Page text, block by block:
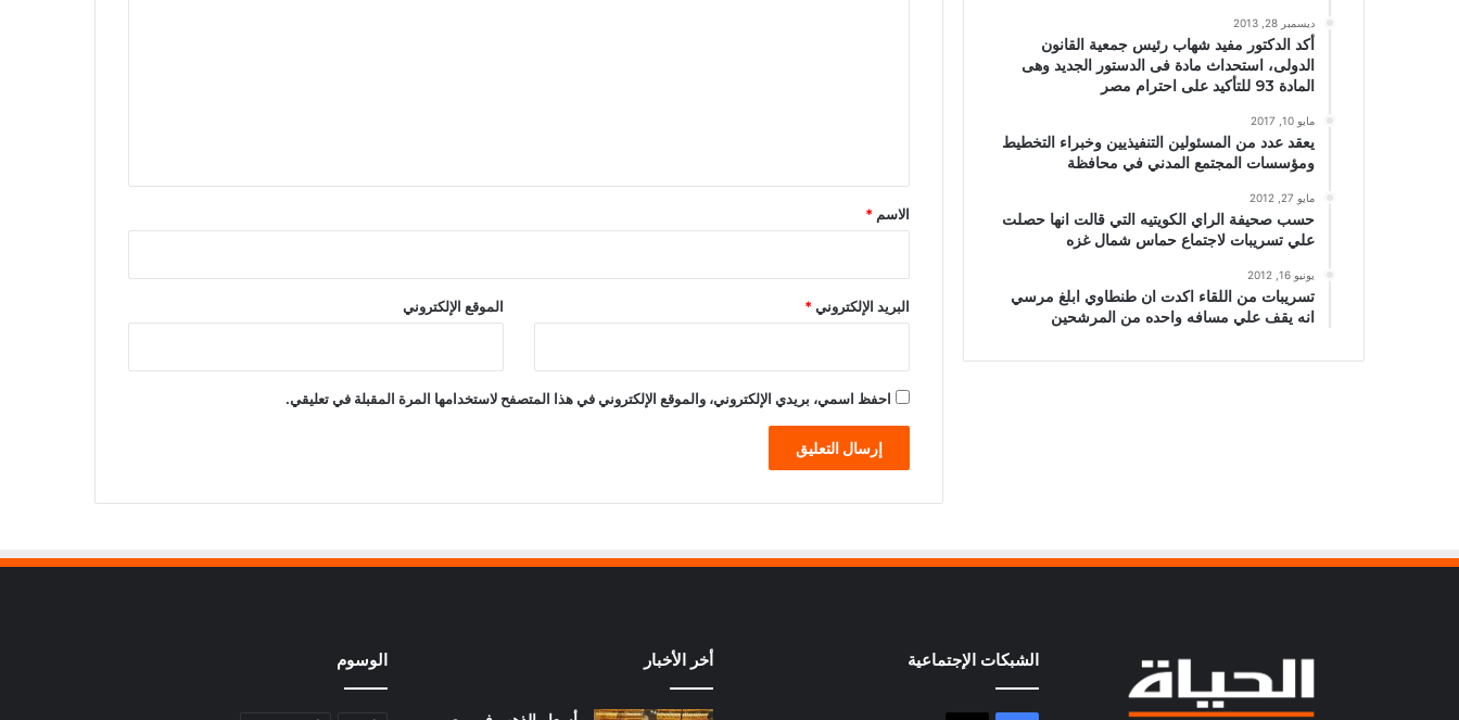
*
الاسم *
البريد الإلكتروني* الموقع الإلكتروني
احفظ اسمي، بريدي الإلكتروني، والموقع الإلكتروني في هذا المتصفح لاستخدامها المرة المقبلة في تعليقي.
ديسمبر 28, 2013
أكد الدكتور مفيد شهاب رئيس جمعية القانون
الدولى، استحداث مادة فى الدستور الجديد وهى
المادة 93 للتأكيد على احترام مصر
مايو 10, 2017
يعقد عدد من المسئولين التنفيذيين وخبراء التخطيط
ومؤسسات المجتمع المدني في محافظة
مايو 27, 2012
حسب صحيفة الراي الكويتيه التي قالت انها حصلت
علي تسريبات لاجتماع حماس شمال غزه
يونيو 16, 2012
تسريبات من اللقاء اكدت ان طنطاوي ابلغ مرسي
انه يقف علي مسافه واحده من المرشحين
الشبكات الإجتماعية أخر الأخبار الوسوم